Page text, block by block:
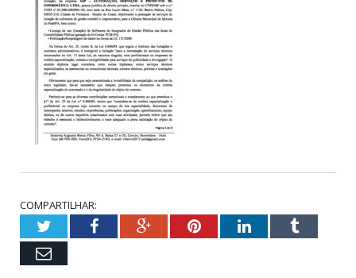
COMPARTILHAR:
TwitterFacebookGoogle+PinterestLinkedInTumblr
Email